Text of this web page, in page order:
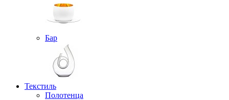
Бар
Текстиль
Полотенца